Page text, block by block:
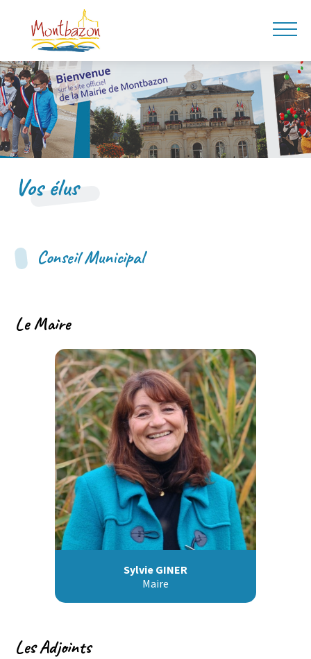
Vos élus
Conseil Municipal
Le Maire
Sylvie GINER
Maire
Les Adjoints